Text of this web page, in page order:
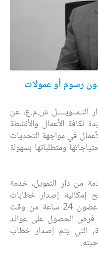
رسوم أو عمولات
التـمــويــــل ش.م.ع، عن
لكافة الأعمال والأنشطة
في مواجهة التحديات
ومتطلباتها بسهولة
من دار التمويل، خدمة
إمكانية إصدار خطابات
الضمان لكافة الأعمال المحلية، في غضون 24 ساعة من وقت
فرص الحصول على عوائد
التي يتم إصدار خطاب